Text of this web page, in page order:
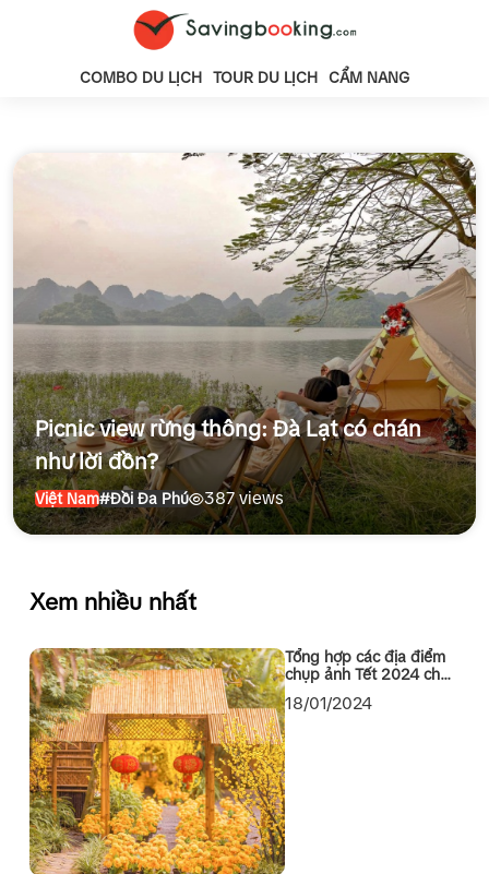
COMBO DU LỊCH TOUR DU LỊCH CẨM NANG
Picnic view rừng thông: Đà Lạt có chán
như lời đồn?
Việt Nam#Đồi Đa Phú 387 views
Xem nhiều nhất
Tổng hợp các địa điểm
chụp ảnh Tết 2024 cho
18/01/2024